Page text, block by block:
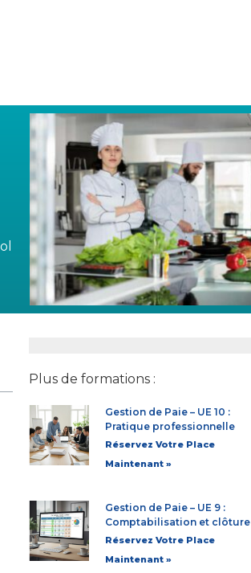
Plus de formations :
Gestion de Paie – UE 10 :
Pratique professionnelle
Réservez Votre Place
Maintenant »
Gestion de Paie – UE 9 :
Comptabilisation et clôture
Réservez Votre Place
Maintenant »